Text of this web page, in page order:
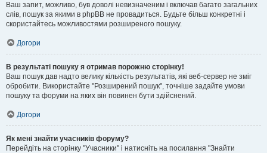
Ваш запит, можливо, був доволі невизначеним і включав багато загальних
слів, пошук за якими в phpBB не провадиться. Будьте більш конкретні і
скористайтесь можливостями розширеного пошуку.
Догори
В результаті пошуку я отримав порожню сторінку!
Ваш пошук дав надто велику кількість результатів, які веб-сервер не зміг
обробити. Використайте "Розширений пошук", точніше задайте умови
пошуку та форуми на яких він повинен бути здійснений.
Догори
Як мені знайти учасників форуму?
Перейдіть на сторінку "Учасники" і натисніть на посилання "Знайти